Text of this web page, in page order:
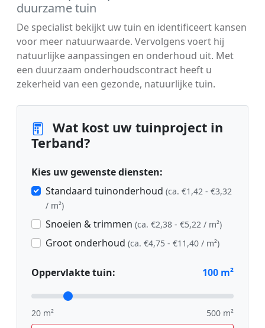
duurzame tuin
De specialist bekijkt uw tuin en identificeert kansen
voor meer natuurwaarde. Vervolgens voert hij
natuurlijke aanpassingen en onderhoud uit. Met
een duurzaam onderhoudscontract heeft u
zekerheid van een gezonde, natuurlijke tuin.
Wat kost uw tuinproject in
Terband?
Kies uw gewenste diensten:
Standaard tuinonderhoud (ca. €1,42 - €3,32
/ m²)
Snoeien & trimmen (ca. €2,38 - €5,22 / m²)
Groot onderhoud (ca. €4,75 - €11,40 / m²)
Oppervlakte tuin: 100 m²
20 m² 500 m²